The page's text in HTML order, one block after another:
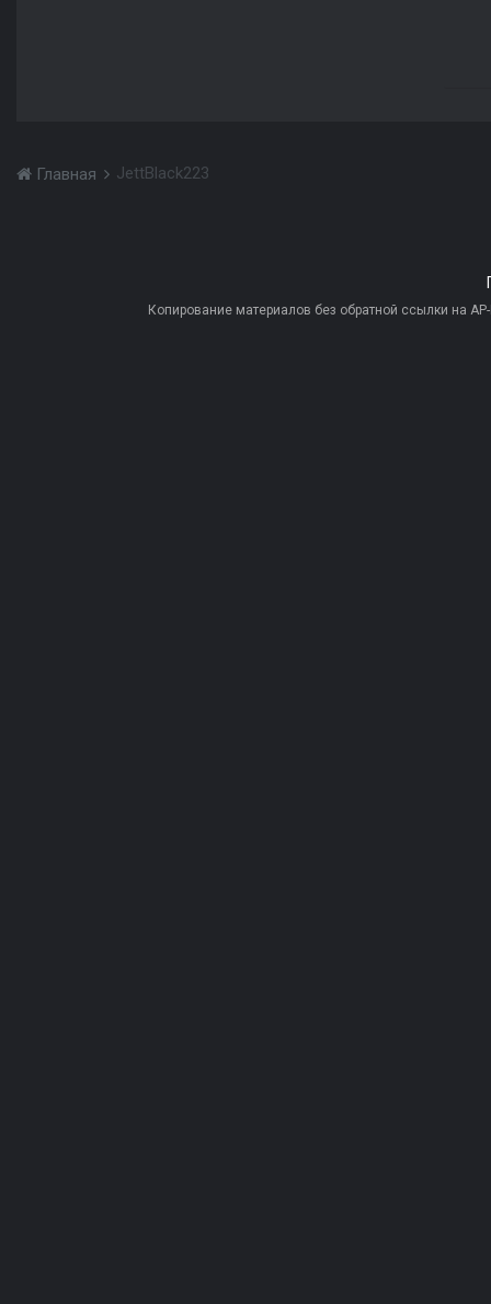
Главная JettBlack223
Копирование материалов без обратной ссылки на